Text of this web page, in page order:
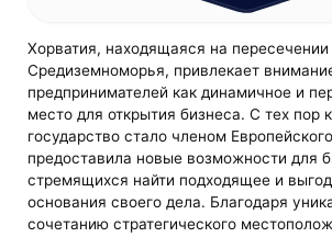
Хорватия, находящаяся на
Средиземноморья, привлекает
предпринимателей как динамичное и
место для открытия бизнеса. С тех пор
государство стало членом
предоставила новые возможности для
стремящихся найти подходящее и
основания своего дела. Благодаря
сочетанию стратегического